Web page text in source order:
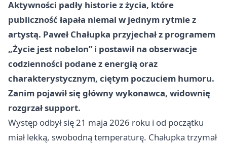
Aktywności padły historie z życia, które
publiczność łapała niemal w jednym rytmie z
artystą. Paweł Chałupka przyjechał z programem
„Życie jest nobelon” i postawił na obserwacje
codzienności podane z energią oraz
charakterystycznym, ciętym poczuciem humoru.
Zanim pojawił się główny wykonawca, widownię
rozgrzał support.
Występ odbył się 21 maja 2026 roku i od początku
miał lekką, swobodną temperaturę. Chałupka trzymał